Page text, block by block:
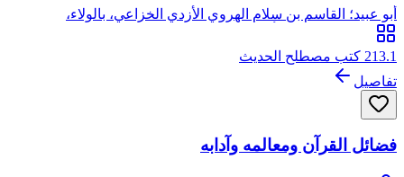
أبو عبيد؛ القاسم بن سلام الهروي الأزدي الخزاعي، بالولاء،
الخراساني البغدادي، أبو عبيد
213.1 كتب مصطلح الحديث
تفاصيل
فضائل القرآن ومعالمه وآدابه